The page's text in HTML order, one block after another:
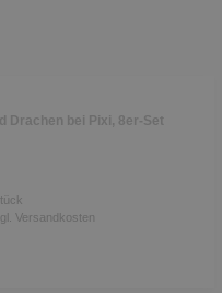
Drachen bei Pixi, 8er-Set
Versandkosten